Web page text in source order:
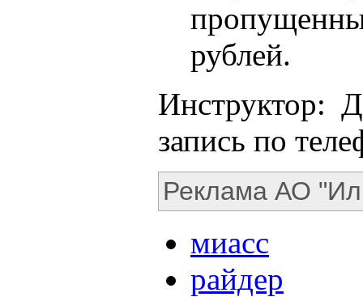
рублей.
Инструктор:
запись по
Реклама АО
миасс
райдер